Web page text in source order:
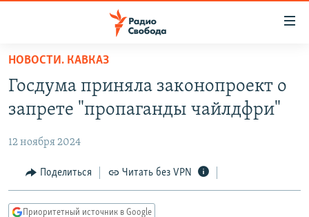
упрощенного
доступа
основному
Вернутся
главной
ПОДКАСТЫ
АВТОРСКИЕ ПРОЕКТЫ
ЦИТАТЫ СВОБОДЫ
МНЕНИЯ
НОВОСТИ. КАВКАЗ
Госдума приняла законопроект о
запрете "пропаганды чайлдфри"
12 ноября 2024
Поделиться Читать без VPN
Приоритетный источник в Google